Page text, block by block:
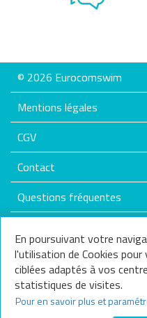
© 2026 Eurocomswim
Mentions légales
CGV
Contact
Questions fréquentes
Nos services
Nous contacter
En poursuivant votre
l'utilisation de Cookies
ciblées adaptés à vos
statistiques de visites.
Pour en savoir plus et